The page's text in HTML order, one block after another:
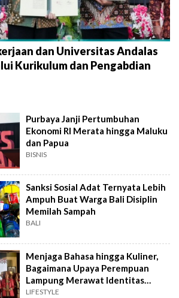
dan Universitas Andalas
Kurikulum dan Pengabdian
Purbaya Janji Pertumbuhan
Ekonomi RI Merata hingga Maluku
dan Papua
BISNIS
Sanksi Sosial Adat Ternyata Lebih
Ampuh Buat Warga Bali Disiplin
Memilah Sampah
BALI
Menjaga Bahasa hingga Kuliner,
Bagaimana Upaya Perempuan
Lampung Merawat Identitas
Budaya?
LIFESTYLE